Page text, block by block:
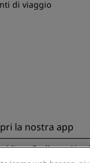
di viaggio
la nostra app
l'app Radisson